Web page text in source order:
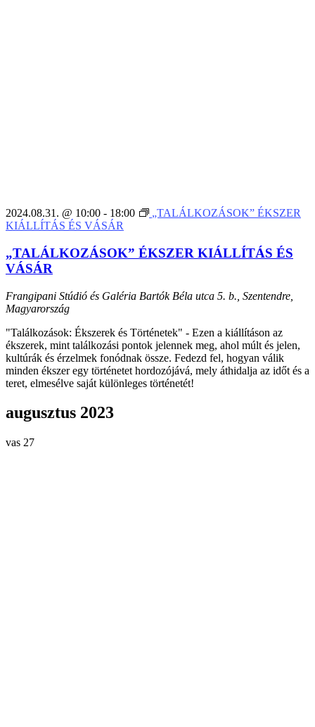
2024.08.31. @ 10:00 - 18:00
„TALÁLKOZÁSOK” ÉKSZER
KIÁLLÍTÁS ÉS VÁSÁR
„TALÁLKOZÁSOK” ÉKSZER KIÁLLÍTÁS ÉS
VÁSÁR
Frangipani Stúdió és Galéria Bartók Béla utca 5. b., Szentendre,
Magyarország
"Találkozások: Ékszerek és Történetek" - Ezen a kiállításon az
ékszerek, mint találkozási pontok jelennek meg, ahol múlt és jelen,
kultúrák és érzelmek fonódnak össze. Fedezd fel, hogyan válik
minden ékszer egy történetet hordozójává, mely áthidalja az időt és a
teret, elmesélve saját különleges történetét!
augusztus 2023
vas 27